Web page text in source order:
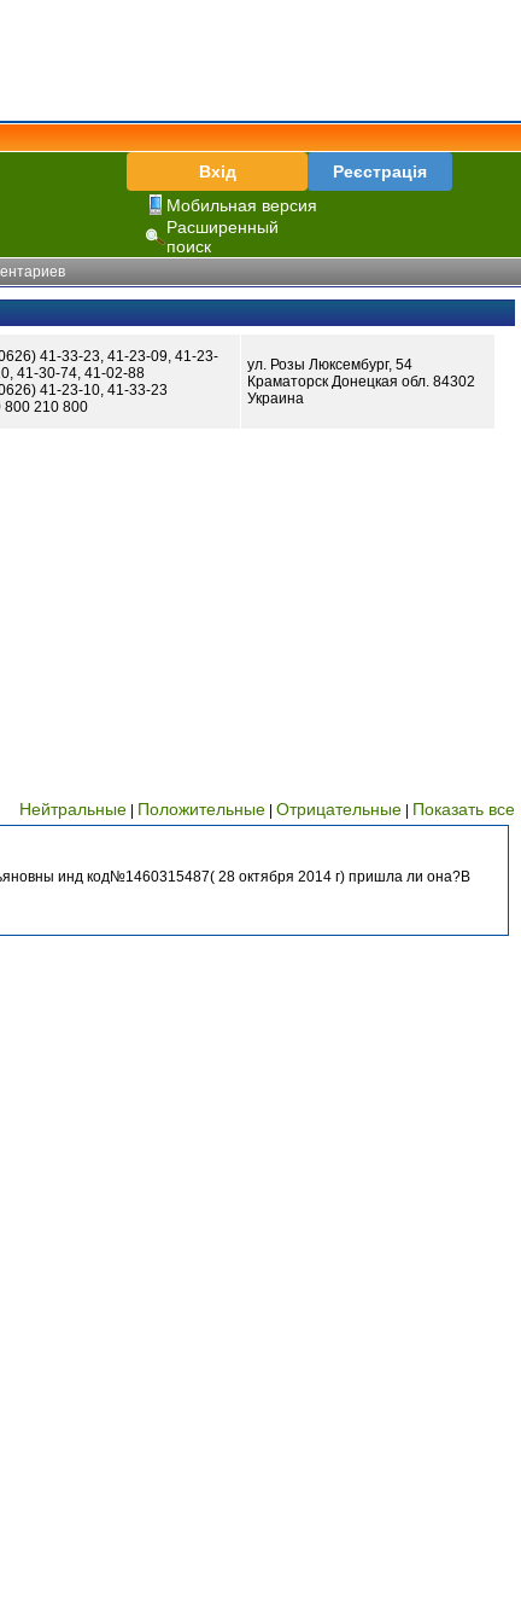
Вхід
Реєстрація
Мобильная версия
Расширенный
поиск
41-33-23, 41-23-09, 41-23-
41-30-74, 41-02-88
41-23-10, 41-33-23
800 210 800
ул. Розы Люксембург, 54
Краматорск Донецкая обл. 84302
Украина
Нейтральные Положительные Отрицательные
Показать все
инд код№1460315487( 28 октября 2014 г) пришла ли она?В